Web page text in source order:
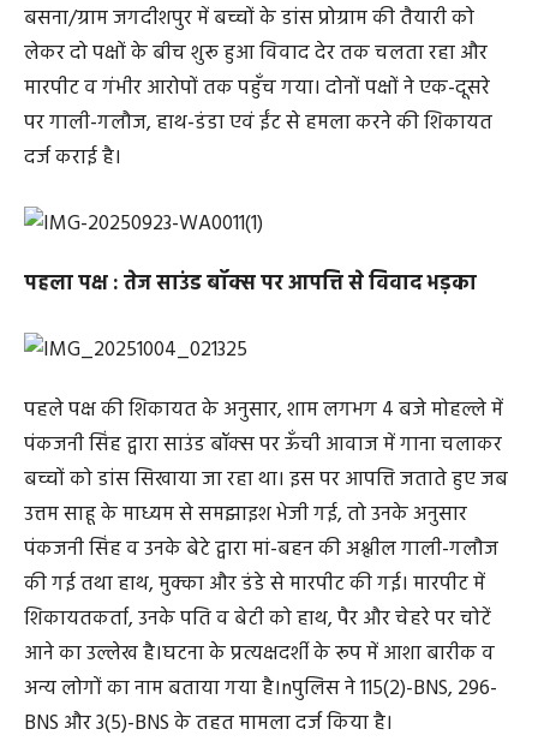
बसना/ग्राम जगदीशपुर में बच्चों के डांस प्रोग्राम की तैयारी को
लेकर दो पक्षों के बीच शुरू हुआ विवाद देर तक चलता रहा और
मारपीट व गंभीर आरोपों तक पहुँच गया। दोनों पक्षों ने एक-दूसरे
पर गाली-गलौज, हाथ-डंडा एवं ईंट से हमला करने की शिकायत
दर्ज कराई है।
पहला पक्ष : तेज साउंड बॉक्स पर आपत्ति से विवाद भड़का
पहले पक्ष की शिकायत के अनुसार, शाम लगभग 4 बजे मोहल्ले में
पंकजनी सिंह द्वारा साउंड बॉक्स पर ऊँची आवाज में गाना चलाकर
बच्चों को डांस सिखाया जा रहा था। इस पर आपत्ति जताते हुए जब
उत्तम साहू के माध्यम से समझाइश भेजी गई, तो उनके अनुसार
पंकजनी सिंह व उनके बेटे द्वारा मां-बहन की अश्लील गाली-गलौज
की गई तथा हाथ, मुक्का और डंडे से मारपीट की गई। मारपीट में
शिकायतकर्ता, उनके पति व बेटी को हाथ, पैर और चेहरे पर चोटें
आने का उल्लेख है।घटना के प्रत्यक्षदर्शी के रूप में आशा बारीक व
अन्य लोगों का नाम बताया गया है।nपुलिस ने 115(2)-BNS, 296-
BNS और 3(5)-BNS के तहत मामला दर्ज किया है।